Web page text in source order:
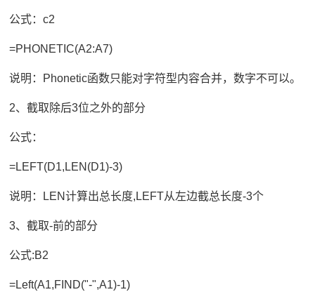
公式：c2
=PHONETIC(A2:A7)
说明：Phonetic函数只能对字符型内容合并，数字不可以。
2、截取除后3位之外的部分
公式：
=LEFT(D1,LEN(D1)-3)
说明：LEN计算出总长度,LEFT从左边截总长度-3个
3、截取-前的部分
公式:B2
=Left(A1,FIND("-",A1)-1)